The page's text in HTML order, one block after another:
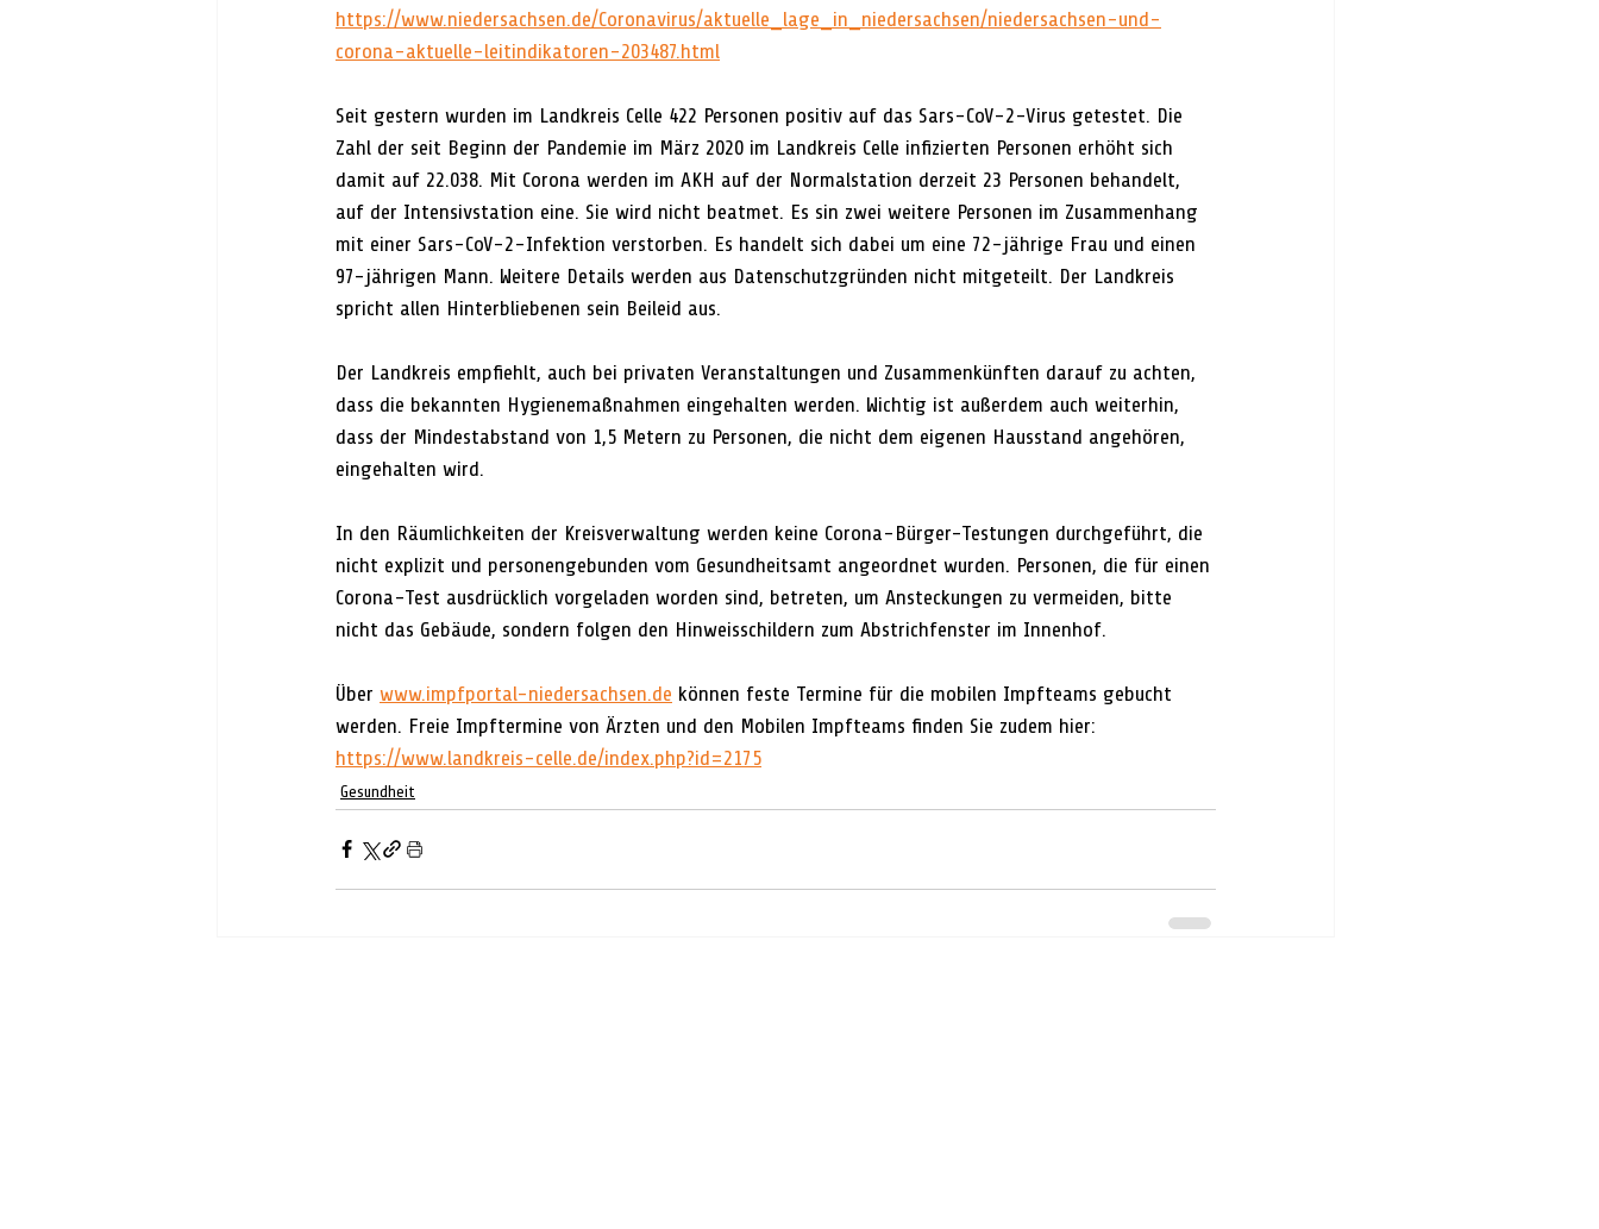
https://www.niedersachsen.de/Coronavirus/aktuelle_lage_in_niedersachsen/niedersachsen-und-
corona-aktuelle-leitindikatoren-203487.html
Seit gestern wurden im Landkreis Celle 422 Personen positiv auf das Sars-CoV-2-Virus getestet. Die
Zahl der seit Beginn der Pandemie im März 2020 im Landkreis Celle infizierten Personen erhöht sich
damit auf 22.038. Mit Corona werden im AKH auf der Normalstation derzeit 23 Personen behandelt,
auf der Intensivstation eine. Sie wird nicht beatmet. Es sin zwei weitere Personen im Zusammenhang
mit einer Sars-CoV-2-Infektion verstorben. Es handelt sich dabei um eine 72-jährige Frau und einen
97-jährigen Mann. Weitere Details werden aus Datenschutzgründen nicht mitgeteilt. Der Landkreis
spricht allen Hinterbliebenen sein Beileid aus.
Der Landkreis empfiehlt, auch bei privaten Veranstaltungen und Zusammenkünften darauf zu achten,
dass die bekannten Hygienemaßnahmen eingehalten werden. Wichtig ist außerdem auch weiterhin,
dass der Mindestabstand von 1,5 Metern zu Personen, die nicht dem eigenen Hausstand angehören,
eingehalten wird.
In den Räumlichkeiten der Kreisverwaltung werden keine Corona-Bürger-Testungen durchgeführt, die
nicht explizit und personengebunden vom Gesundheitsamt angeordnet wurden. Personen, die für einen
Corona-Test ausdrücklich vorgeladen worden sind, betreten, um Ansteckungen zu vermeiden, bitte
nicht das Gebäude, sondern folgen den Hinweisschildern zum Abstrichfenster im Innenhof.
Über www.impfportal-niedersachsen.de können feste Termine für die mobilen Impfteams gebucht
werden. Freie Impftermine von Ärzten und den Mobilen Impfteams finden Sie zudem hier:
https://www.landkreis-celle.de/index.php?id=2175
Gesundheit